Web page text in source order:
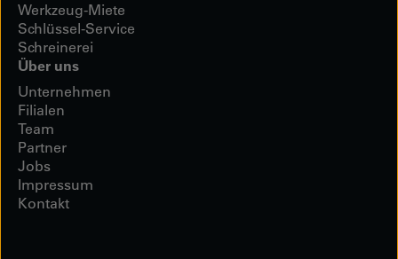
Werkzeug-Miete
Schlüssel-Service
Schreinerei
Über uns
Unternehmen
Filialen
Team
Partner
Jobs
Impressum
Kontakt